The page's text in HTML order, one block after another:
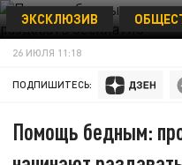
ЭКСКЛЮЗИВ
26 ИЮЛЯ 11:18
ПОДПИШИТЕСЬ:
Помощь бедным: